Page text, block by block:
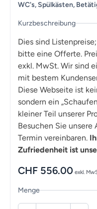
WC's, Spülkästen,
Kurzbeschreibung
Dies sind
bitte eine Offerte.
exkl. MwSt. Wir sind
mit bestem
Diese Webseite ist
sondern ein
kleiner Teil unserer
Besuchen Sie
Termin vereinbaren.
Zufriedenheit ist
CHF 556.00 exkl.
Menge